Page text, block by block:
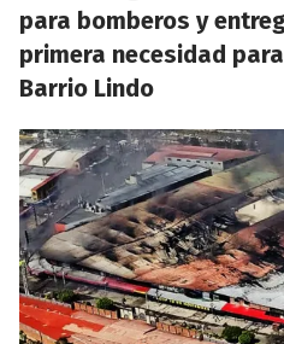
para bomberos y
primera necesidad
Barrio Lindo